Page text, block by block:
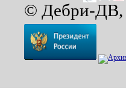
© Дебри-ДВ,